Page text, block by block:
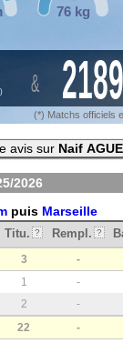
76 kg
) & 2189
(*) Matchs officiels
avis sur Naif
2026
puis Marseille
Titu. ? Rempl. ?
3 -
1 -
2 -
22 -